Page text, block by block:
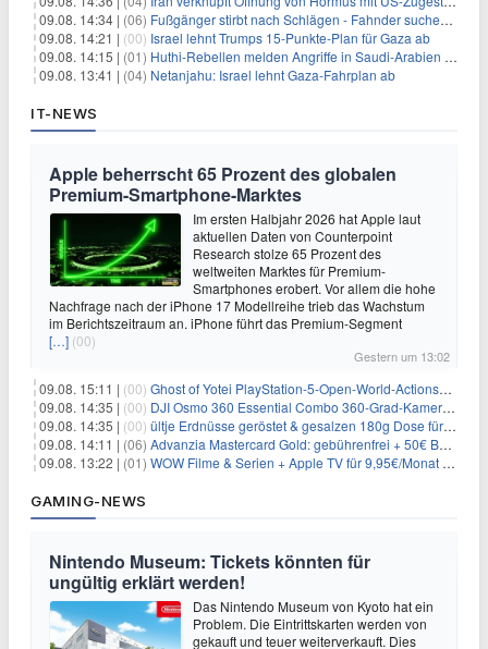
09.08. 14:34 | (06) Fußgänger stirbt nach Schlägen - Fahnder suchen Autofahrer
09.08. 14:21 | (00) Israel lehnt Trumps 15-Punkte-Plan für Gaza ab
09.08. 14:15 | (01) Huthi-Rebellen melden Angriffe in Saudi-Arabien und im Jemen
09.08. 13:41 | (04) Netanjahu: Israel lehnt Gaza-Fahrplan ab
IT-NEWS
Apple beherrscht 65 Prozent des globalen
Premium-Smartphone-Marktes
Im ersten Halbjahr 2026 hat Apple laut
aktuellen Daten von Counterpoint
Research stolze 65 Prozent des
weltweiten Marktes für Premium-
Smartphones erobert. Vor allem die hohe
Nachfrage nach der iPhone 17 Modellreihe trieb das Wachstum
im Berichtszeitraum an. iPhone führt das Premium-Segment
[…] (00)
Gestern um 13:02
09.08. 15:11 | (00) Ghost of Yotei PlayStation-5-Open-World-Actionspiel für 55,65€
09.08. 14:35 | (00) DJI Osmo 360 Essential Combo 360-Grad-Kamera für 375€
09.08. 14:35 | (00) ültje Erdnüsse geröstet & gesalzen 180g Dose für 1,52€ im Spar-Abo
09.08. 14:11 | (06) Advanzia Mastercard Gold: gebührenfrei + 50€ Bonus* + gratis Reiseversicherung
09.08. 13:22 | (01) WOW Filme & Serien + Apple TV für 9,95€/Monat // Alles von WOW (Filme, Serien, Live-Sport) für 34,97€/Monat
GAMING-NEWS
Nintendo Museum: Tickets könnten für
ungültig erklärt werden!
Das Nintendo Museum von Kyoto hat ein
Problem. Die Eintrittskarten werden von
gekauft und teuer weiterverkauft. Dies